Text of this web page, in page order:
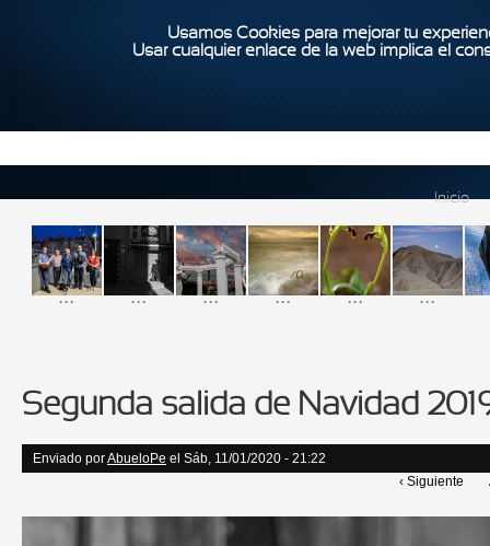
Usamos Cookies para mejorar tu
Usar cualquier enlace de la web implica el
Inicio
... ... ... ... ... ...
Segunda salida de Navidad
Enviado porAbueloPe el Sáb, 11/01/2020 - 21:22
‹ Siguiente